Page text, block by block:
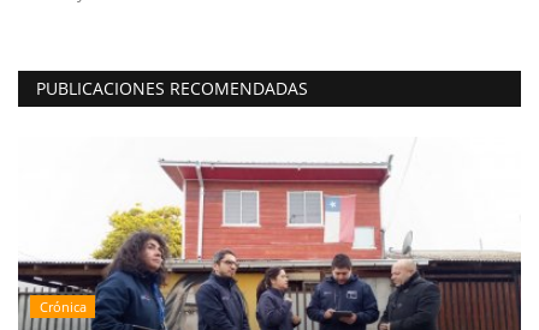
PUBLICACIONES RECOMENDADAS
Crónica